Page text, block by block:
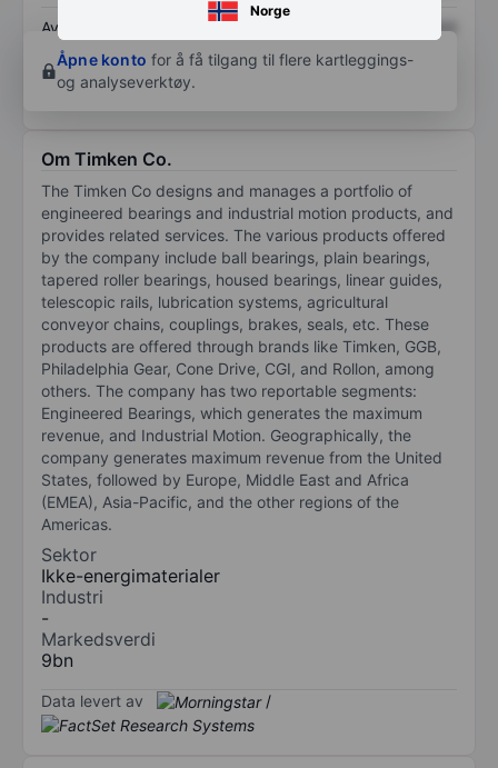
Norge
Avkastning på
egenkapital
XXXXXXX
Åpne konto for å få tilgang til flere kartleggings-
og analyseverktøy.
Om Timken Co.
The Timken Co designs and manages a portfolio of
engineered bearings and industrial motion products, and
provides related services. The various products offered
by the company include ball bearings, plain bearings,
tapered roller bearings, housed bearings, linear guides,
telescopic rails, lubrication systems, agricultural
conveyor chains, couplings, brakes, seals, etc. These
products are offered through brands like Timken, GGB,
Philadelphia Gear, Cone Drive, CGI, and Rollon, among
others. The company has two reportable segments:
Engineered Bearings, which generates the maximum
revenue, and Industrial Motion. Geographically, the
company generates maximum revenue from the United
States, followed by Europe, Middle East and Africa
(EMEA), Asia-Pacific, and the other regions of the
Americas.
Sektor
Ikke-energimaterialer
Industri
-
Markedsverdi
9bn
Data levert av /